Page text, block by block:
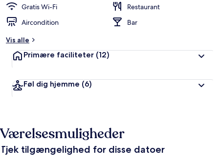
Gratis Wi-Fi
Restaurant
Aircondition
Bar
Vis alle
Primære faciliteter (12)
Føl dig hjemme (6)
Værelsesmuligheder
Tjek tilgængelighed for disse datoer